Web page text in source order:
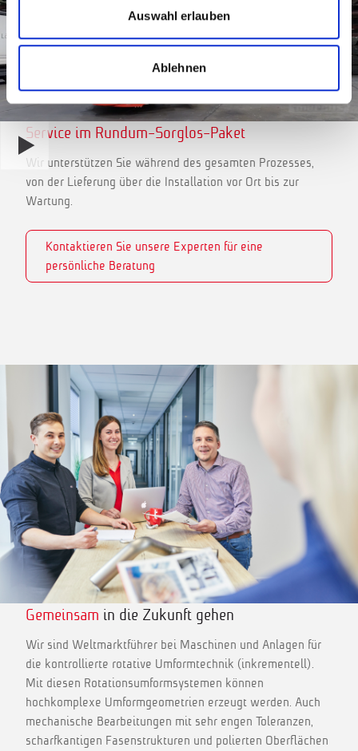
Auswahl erlauben
Ablehnen
Service im Rundum-Sorglos-Paket
Wir unterstützen Sie während des gesamten Prozesses,
von der Lieferung über die Installation vor Ort bis zur
Wartung.
Kontaktieren Sie unsere Experten für eine
persönliche Beratung
Gemeinsam in die Zukunft gehen
Wir sind Weltmarktführer bei Maschinen und Anlagen für
die kontrollierte rotative Umformtechnik (inkrementell).
Mit diesen Rotationsumformsystemen können
hochkomplexe Umformgeometrien erzeugt werden. Auch
mechanische Bearbeitungen mit sehr engen Toleranzen,
scharfkantigen Fasenstrukturen und polierten Oberflächen